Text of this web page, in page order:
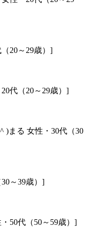
20～29歳）]
代（20～29歳）]
)まる 女性・30代（30
～39歳）]
50代（50～59歳）]